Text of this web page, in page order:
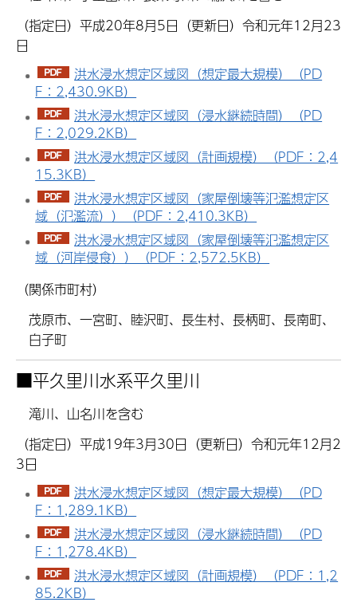
（指定日）平成20年8月5日（更新日）令和元年12月23
日
洪水浸水想定区域図（想定最大規模）（PD
F：2,430.9KB）
洪水浸水想定区域図（浸水継続時間）（PD
F：2,029.2KB）
洪水浸水想定区域図（計画規模）（PDF：2,4
15.3KB）
洪水浸水想定区域図（家屋倒壊等氾濫想定区
域（氾濫流））（PDF：2,410.3KB）
洪水浸水想定区域図（家屋倒壊等氾濫想定区
域（河岸侵食））（PDF：2,572.5KB）
（関係市町村）
茂原市、一宮町、睦沢町、長生村、長柄町、長南町、
白子町
■平久里川水系平久里川
滝川、山名川を含む
（指定日）平成19年3月30日（更新日）令和元年12月2
3日
洪水浸水想定区域図（想定最大規模）（PD
F：1,289.1KB）
洪水浸水想定区域図（浸水継続時間）（PD
F：1,278.4KB）
洪水浸水想定区域図（計画規模）（PDF：1,2
85.2KB）